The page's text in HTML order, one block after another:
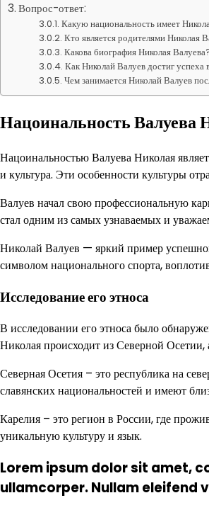
Вопрос-ответ:
Какую национальность имеет
Кто является родителями Николая
Какова биография Николая
Как Николай Валуев достиг успеха
Чем занимается Николай Валуев
Нацоинальность Валуева
Нацоинальностью Валуева Николая
и культура. Эти особенности культуры
Валуев начал свою профессиональную
стал одним из самых узнаваемых и
Николай Валуев — яркий пример
символом национального спорта,
Исследование его этноса
В исследовании его этноса было
Николая происходит из Северной Осетии,
Северная Осетия – это республика на
славянских национальностей и имеют
Карелия – это регион в России, где
уникальную культуру и язык.
Lorem ipsum dolor sit amet,
ullamcorper. Nullam eleifend